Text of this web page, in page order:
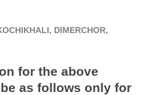
DIMERCHOR,
for the above
as follows only for